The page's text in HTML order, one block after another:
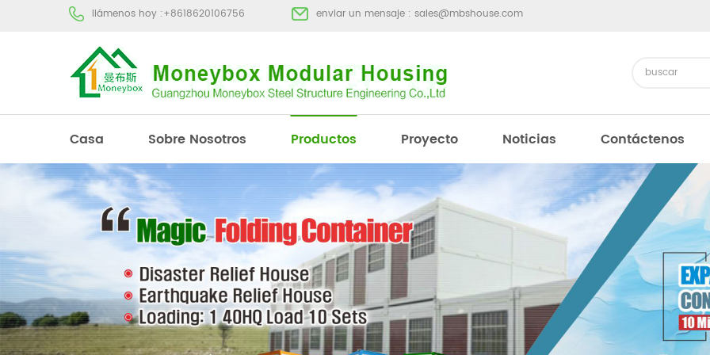
llámenos hoy :+8618620106756 enviar un mensaje : sales@mbshouse.com
Casa Sobre Nosotros Productos Proyecto Noticias Contáctenos